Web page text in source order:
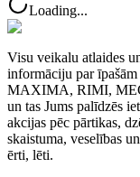
Loading...
Visu veikalu atlaides
informāciju par
MAXIMA, RIMI,
un tas Jums palīdzēs
akcijas pēc pārtikas,
skaistuma, veselības
ērti, lēti.